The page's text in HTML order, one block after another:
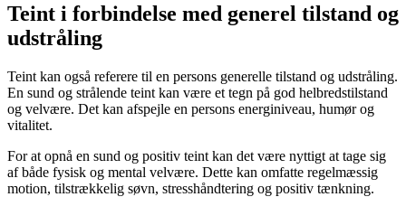
Teint i forbindelse med generel tilstand og
udstråling
Teint kan også referere til en persons generelle tilstand og udstråling.
En sund og strålende teint kan være et tegn på god helbredstilstand
og velvære. Det kan afspejle en persons energiniveau, humør og
vitalitet.
For at opnå en sund og positiv teint kan det være nyttigt at tage sig
af både fysisk og mental velvære. Dette kan omfatte regelmæssig
motion, tilstrækkelig søvn, stresshåndtering og positiv tænkning.